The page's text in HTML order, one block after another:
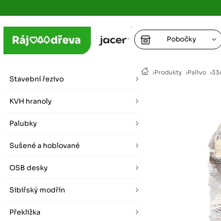
›Produkty ›Palivo ›
Stavební řezivo
KVH hranoly
Palubky
Sušené a hoblované
OSB desky
Sibiřský modřín
Překližka
Pobočky
+
+
Letní otevírací doba (březen - říjen)
vybírat zde
vybírat zde
vybírat zde
Liberec